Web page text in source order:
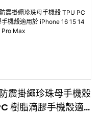
震掛繩珍珠母手機殼
樹脂滴膠手機殼適